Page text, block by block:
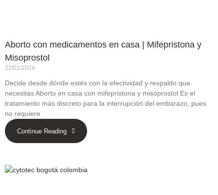
Aborto con medicamentos en casa | Mifepristona y
Misoprostol
22/01/2024
Decide desde dónde estés con la efectividad y respaldo que
necesitas Aborto en casa con mifepristona y misoprostol Es el
tratamiento más discreto para la interrupción del embarazo, pues
no requiere
Continue Reading